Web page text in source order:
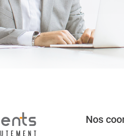
Nos